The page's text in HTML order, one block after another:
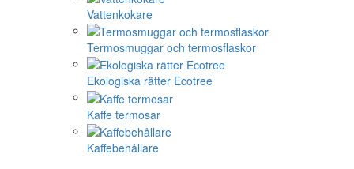
Vattenkokare
Termosmuggar och termosflaskor
Ekologiska rätter Ecotree
Kaffe termosar
Kaffebehållare